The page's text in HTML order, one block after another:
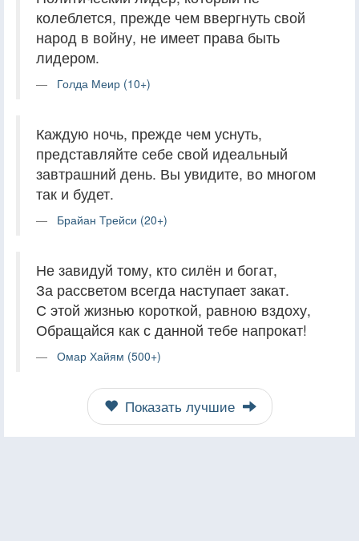
колеблется, прежде чем ввергнуть свой
народ в войну, не имеет права быть
лидером.
Голда Меир (10+)
Каждую ночь, прежде чем уснуть,
представляйте себе свой идеальный
завтрашний день. Вы увидите, во многом
так и будет.
Брайан Трейси (20+)
Не завидуй тому, кто силён и богат,
За рассветом всегда наступает закат.
С этой жизнью короткой, равною вздоху,
Обращайся как с данной тебе напрокат!
Омар Хайям (500+)
Показать лучшие